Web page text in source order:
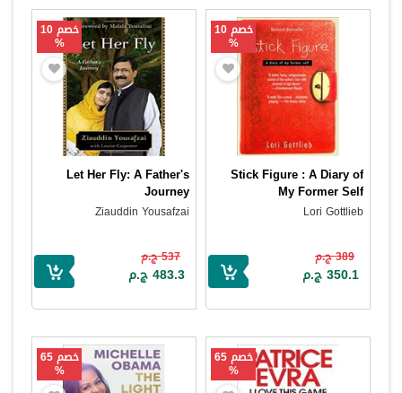
خصم 10
%
Stick Figure : A Diary of
My Former Self
Lori Gottlieb
389 ج.م
350.1 ج.م
خصم 10
%
Let Her Fly: A Father's
Journey
Ziauddin Yousafzai
537 ج.م
483.3 ج.م
خصم 65
%
خصم 65
%